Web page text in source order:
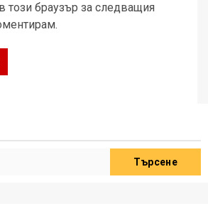
този браузър за следващия
Търсене